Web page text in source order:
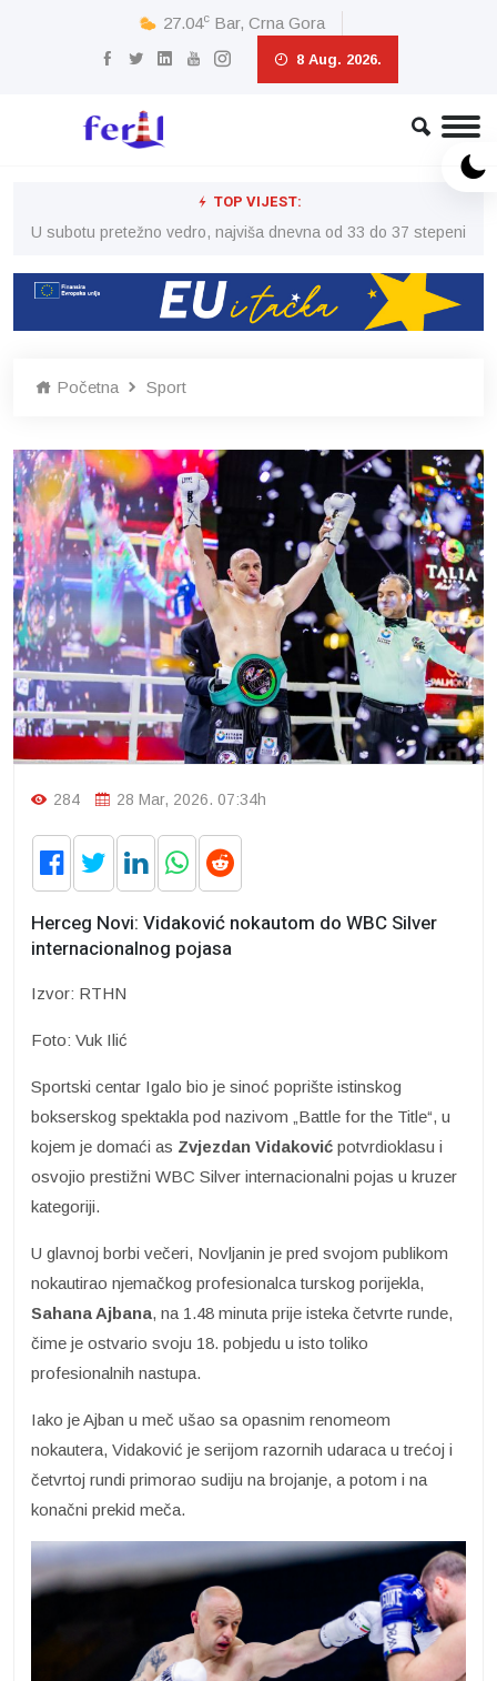
27.04c Bar, Crna Gora
8 Aug. 2026.
TOP VIJEST:
U subotu pretežno vedro, najviša dnevna od 33 do 37 stepeni
Početna Sport
284 28 Mar, 2026. 07:34h
Herceg Novi: Vidaković nokautom do WBC Silver
internacionalnog pojasa
Izvor: RTHN
Foto: Vuk Ilić
Sportski centar Igalo bio je sinoć poprište istinskog
bokserskog spektakla pod nazivom „Battle for the Title“, u
kojem je domaći as Zvjezdan Vidaković potvrdioklasu i
osvojio prestižni WBC Silver internacionalni pojas u kruzer
kategoriji.
U glavnoj borbi večeri, Novljanin je pred svojom publikom
nokautirao njemačkog profesionalca turskog porijekla,
Sahana Ajbana, na 1.48 minuta prije isteka četvrte runde,
čime je ostvario svoju 18. pobjedu u isto toliko
profesionalnih nastupa.
Iako je Ajban u meč ušao sa opasnim renomeom
nokautera, Vidaković je serijom razornih udaraca u trećoj i
četvrtoj rundi primorao sudiju na brojanje, a potom i na
konačni prekid meča.